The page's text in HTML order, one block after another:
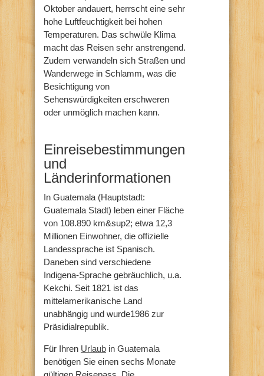
Oktober andauert, herrscht eine sehr
hohe Luftfeuchtigkeit bei hohen
Temperaturen. Das schwüle Klima
macht das Reisen sehr anstrengend.
Zudem verwandeln sich Straßen und
Wanderwege in Schlamm, was die
Besichtigung von
Sehenswürdigkeiten erschweren
oder unmöglich machen kann.
Einreisebestimmungen
und
Länderinformationen
In Guatemala (Hauptstadt:
Guatemala Stadt) leben einer Fläche
von 108.890 km&sup2; etwa 12,3
Millionen Einwohner, die offizielle
Landessprache ist Spanisch.
Daneben sind verschiedene
Indigena-Sprache gebräuchlich, u.a.
Kekchi. Seit 1821 ist das
mittelamerikanische Land
unabhängig und wurde1986 zur
Präsidialrepublik.
Für Ihren Urlaub in Guatemala
benötigen Sie einen sechs Monate